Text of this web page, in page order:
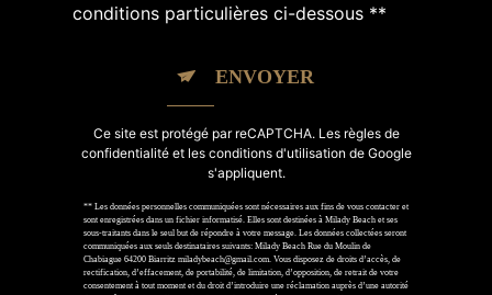
conditions particulières ci-dessous **
ENVOYER
Ce site est protégé par reCAPTCHA. Les règles de
confidentialitéet les conditions d'utilisation de Google
s'appliquent.
** Les données personnelles communiquées sont nécessaires aux fins de vous contacter et
sont enregistrées dans un fichier informatisé. Elles sont destinées à Milady Beach et ses
sous-traitants dans le seul but de répondre à votre message. Les données collectées seront
communiquées aux seuls destinataires suivants: Milady Beach Rue du Moulin de
Chabiague 64200 Biarritz miladybeach@gmail.com. Vous disposez de droits d’accès, de
rectification, d’effacement, de portabilité, de limitation, d’opposition, de retrait de votre
consentement à tout moment et du droit d’introduire une réclamation auprès d’une autorité